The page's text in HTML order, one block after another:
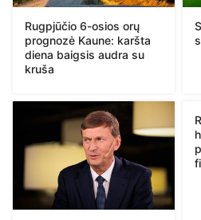
Rugpjūčio 6-osios orų
prognozė Kaune: karšta
diena baigsis audra su
kruša